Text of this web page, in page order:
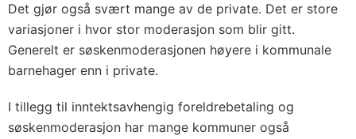
Det gjør også svært mange av de private. Det er store
variasjoner i hvor stor moderasjon som blir gitt.
Generelt er søskenmoderasjonen høyere i kommunale
barnehager enn i private.
I tillegg til inntektsavhengig foreldrebetaling og
søskenmoderasjon har mange kommuner også